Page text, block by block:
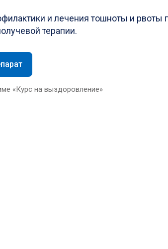
и лечения тошноты и рвоты
терапии.
«Курс на выздоровление»